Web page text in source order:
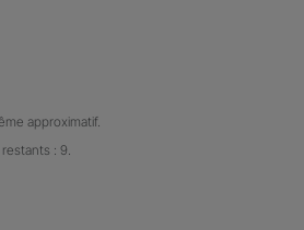
:9 caractères restants
approximatif.
: 9.